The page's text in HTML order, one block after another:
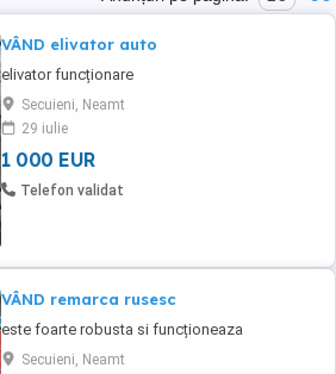
VÂND elivator auto
elivator funcționare
Secuieni, Neamt
29 iulie
1 000 EUR
Telefon validat
VÂND remarca rusesc
este foarte robusta si funcționeaza
Secuieni, Neamt